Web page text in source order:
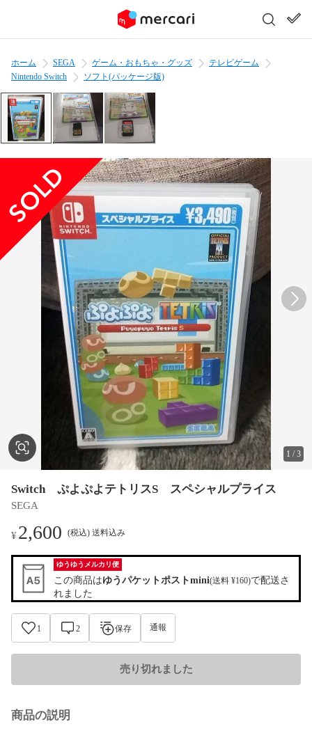
ホーム SEGA ゲーム・おもちゃ・グッズ
テレビゲーム
Nintendo Switch
ソフト(パッケージ版)
1 /3
Switch ぷよぷよテトリスS スペシャルプライス
SEGA
¥2,600 (税込) 送料込み
ゆうゆうメルカリ便
この商品はゆうパケットポストmini(送料 ¥160)で配送さ
れました
1 2 保存 通報
売り切れました
商品の説明